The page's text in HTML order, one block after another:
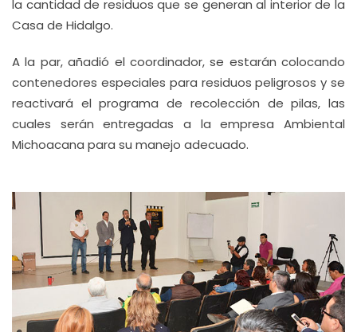
la cantidad de residuos que se generan al interior de la
Casa de Hidalgo.
A la par, añadió el coordinador, se estarán colocando
contenedores especiales para residuos peligrosos y se
reactivará el programa de recolección de pilas, las
cuales serán entregadas a la empresa Ambiental
Michoacana para su manejo adecuado.